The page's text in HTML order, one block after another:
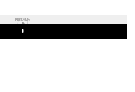
REKLAMA
Play